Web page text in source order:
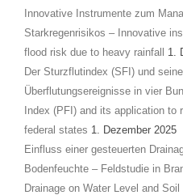
Innovative Instrumente zum
Starkregenrisikos – Innovative
flood risk due to heavy rainfall
1.
Der Sturzflutindex (SFI) und
Überflutungsereignisse in vier
Index (PFI) and its application
federal states 1. Dezember 2025
Einfluss einer gesteuerten
Bodenfeuchte – Feldstudie in
Drainage on Water Level and